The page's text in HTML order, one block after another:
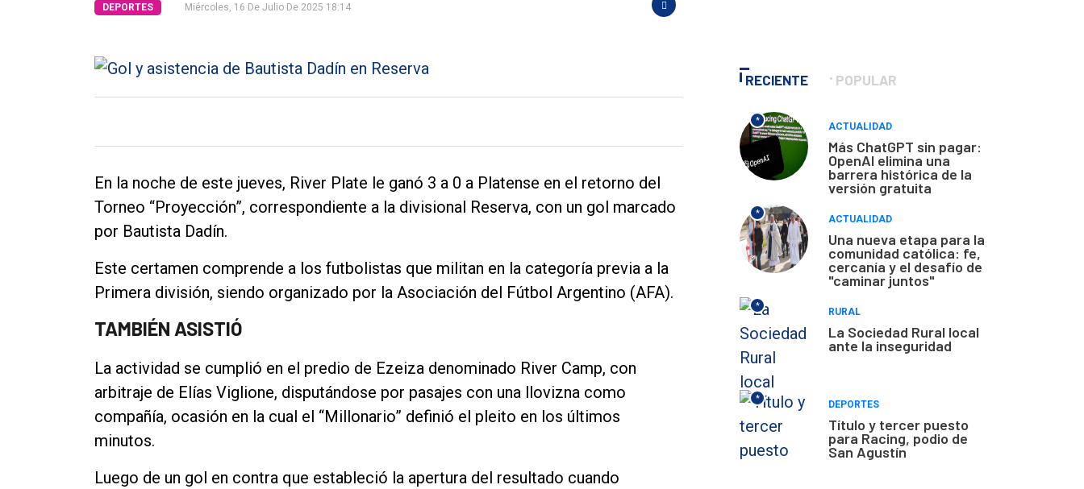
Deportes
Fúnebres
DEPORTES Miércoles, 16 De Julio De 2025 18:14
En la noche de este jueves, River Plate le ganó 3 a 0 a Platense en el retorno del
Torneo “Proyección”, correspondiente a la divisional Reserva, con un gol marcado
por Bautista Dadín.
Este certamen comprende a los futbolistas que militan en la categoría previa a la
Primera división, siendo organizado por la Asociación del Fútbol Argentino (AFA).
TAMBIÉN ASISTIÓ
La actividad se cumplió en el predio de Ezeiza denominado River Camp, con
arbitraje de Elías Viglione, disputándose por pasajes con una llovizna como
compañía, ocasión en la cual el “Millonario” definió el pleito en los últimos
minutos.
Luego de un gol en contra que estableció la apertura del resultado cuando
RECIENTE POPULAR
*
ACTUALIDAD
Más ChatGPT sin pagar:
OpenAI elimina una
barrera histórica de la
versión gratuita
*
ACTUALIDAD
Una nueva etapa para la
comunidad católica: fe,
cercanía y el desafío de
"caminar juntos"
*
RURAL
La Sociedad Rural local
ante la inseguridad
*
DEPORTES
Título y tercer puesto
para Racing, podio de
San Agustín